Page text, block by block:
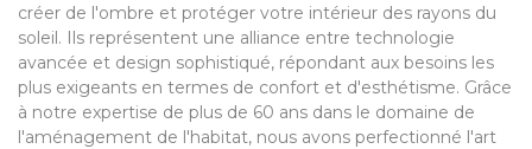
créer de l'ombre et protéger votre intérieur des rayons du
soleil. Ils représentent une alliance entre technologie
avancée et design sophistiqué, répondant aux besoins les
plus exigeants en termes de confort et d'esthétisme. Grâce
à notre expertise de plus de 60 ans dans le domaine de
l'aménagement de l'habitat, nous avons perfectionné l'art